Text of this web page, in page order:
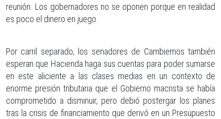
reunión. Los gobernadores no se oponen porque en realidad
es poco el dinero en juego.
Por carril separado, los senadores de Cambiemos también
esperan que Hacienda haga sus cuentas para poder sumarse
en este aliciente a las clases medias en un contexto de
enorme presión tributaria que el Gobierno macrista se había
comprometido a disminuir, pero debió postergar los planes
tras la crisis de financiamiento que derivó en un Presupuesto